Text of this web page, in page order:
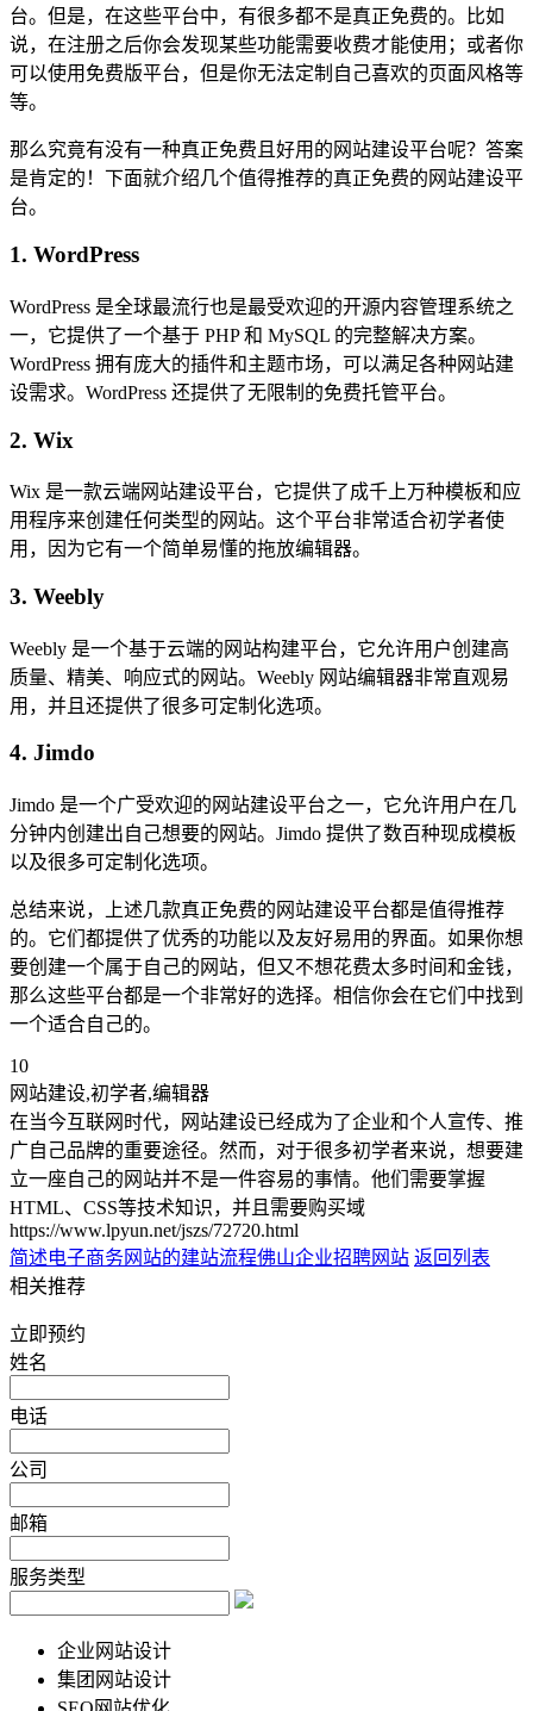
台。但是，在这些平台中，有很多都不是真正免费的。比如
说，在注册之后你会发现某些功能需要收费才能使用；或者你
可以使用免费版平台，但是你无法定制自己喜欢的页面风格等
等。
那么究竟有没有一种真正免费且好用的网站建设平台呢？答案
是肯定的！下面就介绍几个值得推荐的真正免费的网站建设平
台。
1. WordPress
WordPress 是全球最流行也是最受欢迎的开源内容管理系统之
一，它提供了一个基于 PHP 和 MySQL 的完整解决方案。
WordPress 拥有庞大的插件和主题市场，可以满足各种网站建
设需求。WordPress 还提供了无限制的免费托管平台。
2. Wix
Wix 是一款云端网站建设平台，它提供了成千上万种模板和应
用程序来创建任何类型的网站。这个平台非常适合初学者使
用，因为它有一个简单易懂的拖放编辑器。
3. Weebly
Weebly 是一个基于云端的网站构建平台，它允许用户创建高
质量、精美、响应式的网站。Weebly 网站编辑器非常直观易
用，并且还提供了很多可定制化选项。
4. Jimdo
Jimdo 是一个广受欢迎的网站建设平台之一，它允许用户在几
分钟内创建出自己想要的网站。Jimdo 提供了数百种现成模板
以及很多可定制化选项。
总结来说，上述几款真正免费的网站建设平台都是值得推荐
的。它们都提供了优秀的功能以及友好易用的界面。如果你想
要创建一个属于自己的网站，但又不想花费太多时间和金钱，
那么这些平台都是一个非常好的选择。相信你会在它们中找到
一个适合自己的。
10
网站建设,初学者,编辑器
在当今互联网时代，网站建设已经成为了企业和个人宣传、推
广自己品牌的重要途径。然而，对于很多初学者来说，想要建
立一座自己的网站并不是一件容易的事情。他们需要掌握
HTML、CSS等技术知识，并且需要购买域
https://www.lpyun.net/jszs/72720.html
简述电子商务网站的建站流程佛山企业招聘网站 返回列表
相关推荐
立即预约
姓名
电话
公司
邮箱
服务类型
企业网站设计
集团网站设计